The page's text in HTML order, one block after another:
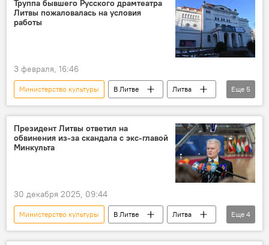
дискриминация
Белоруссия
выступление
Труппа бывшего Русского драмтеатра
Литвы пожаловалась на условия
работы
3 февраля, 16:46
Министерство культуры В Литве
Литва
Вильнюс
Культура
театр
Русский драматический театр
Общество
Еще 5
Президент Литвы ответил на
обвинения из-за скандала с экс-главой
Минкульта
30 декабря 2025, 09:44
Министерство культуры В Литве
Литва
Политика
Общество
Еще 4